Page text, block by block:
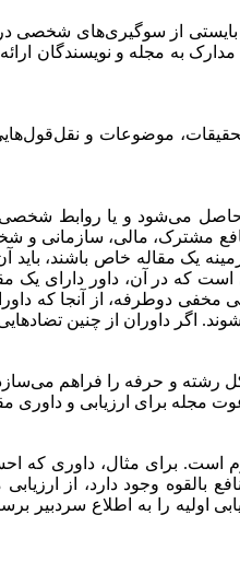
از سوگیری‌های شخصی
به مجله و نویسندگان
موضوعات و
می‌شود و یا روابط
مشترک، مالی، سازمانی و
یک مقاله خاص باشند،
که در آن، داور دارای یک
مخفی دوطرفه، از آنجا که
اگر داوران از چنین
رشته و حرفه را فراهم
مجله برای ارزیابی و داوری
است. برای مثال، داوری
بالقوه وجود دارد، از
اولیه را به اطلاع